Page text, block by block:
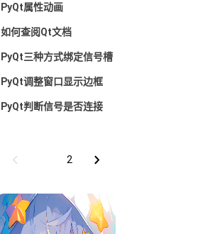
PyQt属性动画
如何查阅Qt文档
PyQt三种方式绑定信号槽
PyQt调整窗口显示边框
PyQt判断信号是否连接
2